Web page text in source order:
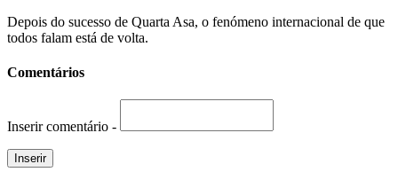
Depois do sucesso de Quarta Asa, o fenómeno internacional de que
todos falam está de volta.
Comentários
Inserir comentário -